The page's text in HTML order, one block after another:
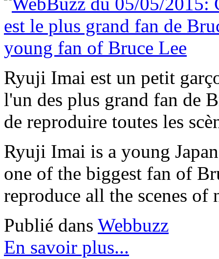
Ryuji Imai est un petit
l'un des plus grand fan de
de reproduire toutes les
Ryuji Imai is a young
one of the biggest fan of
reproduce all the scenes of
Publié dans Webbuzz
En savoir plus...